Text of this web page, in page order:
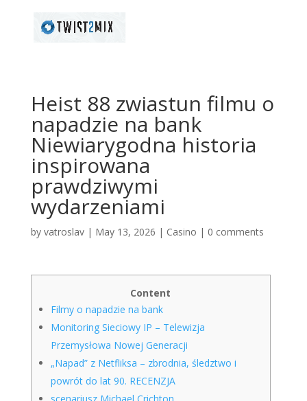
Heist 88 zwiastun filmu o
napadzie na bank
Niewiarygodna historia
inspirowana
prawdziwymi
wydarzeniami
by vatroslav| May 13, 2026 | Casino | 0 comments
Content
Filmy o napadzie na bank
Monitoring Sieciowy IP – Telewizja
Przemysłowa Nowej Generacji
„Napad” z Netfliksa – zbrodnia, śledztwo i
powrót do lat 90. RECENZJA